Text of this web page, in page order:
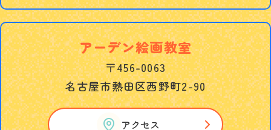
アーデン絵画教室
〒456-0063
名古屋市熱田区西野町2-90
アクセス